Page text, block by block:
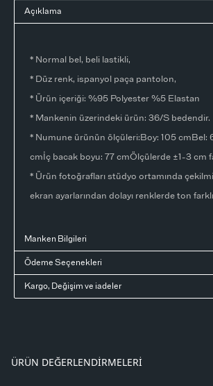
Açıklama
* Normal bel, beli lastikli,
* Düz renk, ispanyol paça pantolon,
* Ürün içeriği: %95 Polyester %5 Elastan
* Mankenin üzerindeki ürün: 36/S bedendir.
* Numune ürünün ölçüleri:Boy: 105 cmBel:
cmİç bacak boyu: 77 cmÖlçülerde ±1-3 cm
* Ürün fotoğrafları stüdyo ortamında
ekran ayarlarından dolayı renklerde ton
Manken Bilgileri
Ödeme Seçenekleri
Kargo, Değişim ve iadeler
ÜRÜN DEĞERLENDIRMELERI